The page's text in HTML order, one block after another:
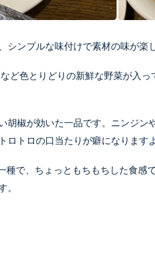
ンプルな味付けで素材の味が楽
色とりどりの新鮮な野菜が入っ
椒が効いた一品です。ニンジン
トロの口当たりが癖になりますよ
で、ちょっともちもちした食感